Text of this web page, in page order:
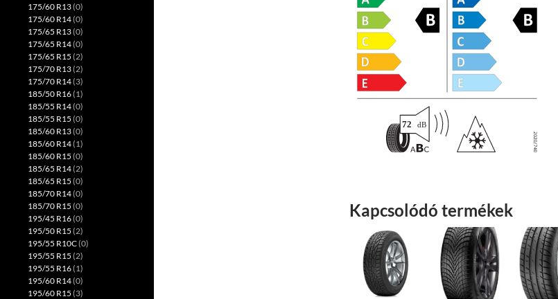
Kapcsolódó termékek
175/60 R13(0)
175/60 R14(0)
175/65 R13(0)
175/65 R14(0)
175/65 R15 (2)
175/70 R13(2)
175/70 R14(3)
185/50 R16(1)
185/55 R14(0)
185/55 R15 (0)
185/60 R13(0)
185/60 R14(1)
185/60 R15 (0)
185/65 R14(2)
185/65 R15 (0)
185/70 R14(0)
185/70 R15 (0)
195/45 R16(0)
195/50 R15 (2)
195/55 R10C(0)
195/55 R15 (2)
195/55 R16(1)
195/60 R14(0)
195/60 R15 (3)